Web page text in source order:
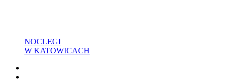
NOCLEGI
W KATOWICACH